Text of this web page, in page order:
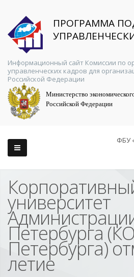
ПРОГРАММА
Информационный сайт Комиссии по
управленческих кадров для
Российской Федерации
Министерство
Российской Федерации
ФБУ
университет
Петербурга
Петербурга)
летие